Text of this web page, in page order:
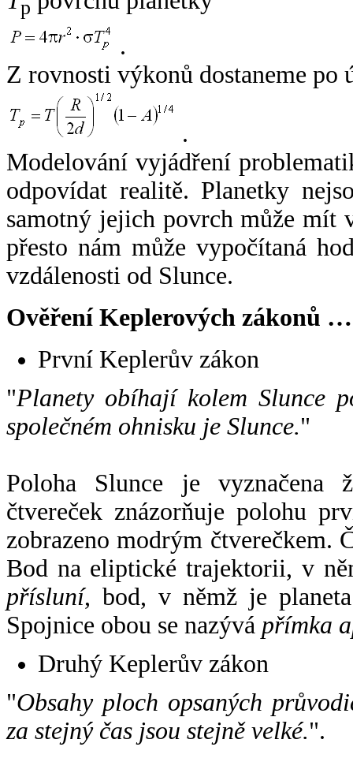
p
.
Z rovnosti výkonů dostaneme po
.
Modelování vyjádření
odpovídat realitě. Planetky
samotný jejich povrch může mít
přesto nám může vypočítaná
vzdálenosti od Slunce.
Ověření Keplerových zákonů …
První Keplerův zákon
"Planety obíhají kolem Slunce
společném ohnisku je Slunce."
Poloha Slunce je vyznačena
čtvereček znázorňuje polohu
zobrazeno modrým čtverečkem.
Bod na eliptické trajektorii, v
přísluní, bod, v němž je
Spojnice obou se nazývá přímka
Druhý Keplerův zákon
"Obsahy ploch opsaných
za stejný čas jsou stejně velké.".